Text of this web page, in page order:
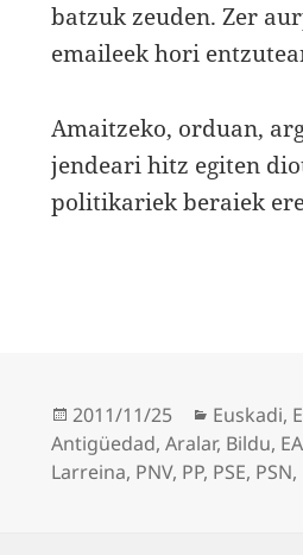
batzuk zeuden. Zer
emaileek hori
Amaitzeko, orduan,
jendeari hitz egiten
politikariek beraiek
Posted
on
2011/11/25 Euskadi,
Antigüedad,Aralar, Bildu, EA
Larreina, PNV, PP, PSE, PSN,